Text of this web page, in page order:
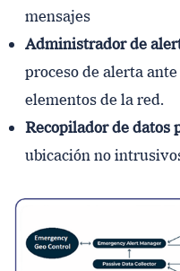
mensajes
Administrador de
proceso de alerta
elementos de la red.
Recopilador de datos
ubicación no